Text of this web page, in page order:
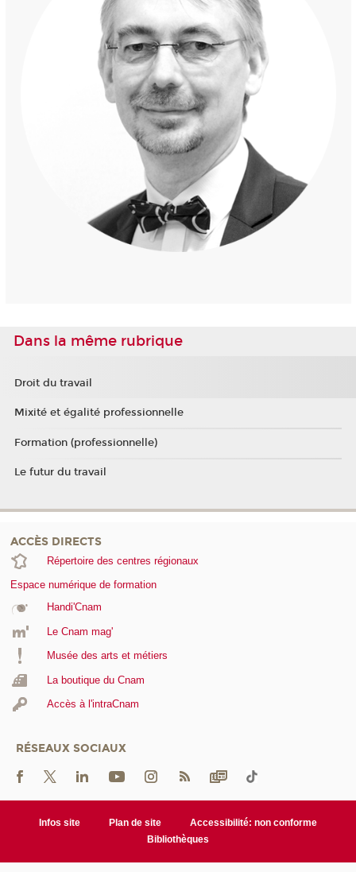
Dans la même rubrique
Droit du travail
Mixité et égalité professionnelle
Formation (professionnelle)
Le futur du travail
ACCÈS DIRECTS
Répertoire des centres régionaux
Espace numérique de formation
Handi'Cnam
Le Cnam mag'
Musée des arts et métiers
La boutique du Cnam
Accès à l'intraCnam
RÉSEAUX SOCIAUX
Infos site Plan de site
Accessibilité: non conforme
Bibliothèques